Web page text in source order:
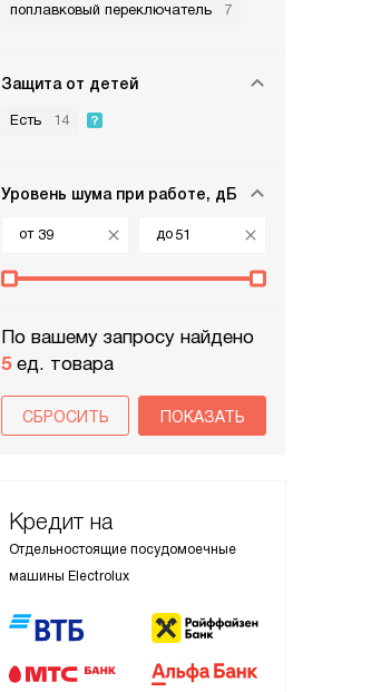
поплавковый переключатель 7
Защита от детей
Есть 14
Уровень шума при работе, дБ
от до
По вашему запросу найдено
5ед. товара
СБРОСИТЬ
Кредит на
Отдельностоящие посудомоечные
машины Electrolux